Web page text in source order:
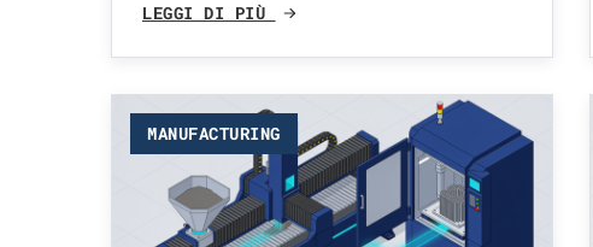
LEGGI DI PIÙ
MANUFACTURING